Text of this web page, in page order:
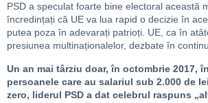
PSD a speculat foarte bine electoral această
încredințați că UE va lua rapid o decizie în
putea poza în adevarați patrioți. UE, ca în
presiunea multinaționalelor, dezbate în
Un an mai târziu doar, în octombrie 2017,
persoanele care au salariul sub 2.000 de
zero, liderul PSD a dat celebrul raspuns